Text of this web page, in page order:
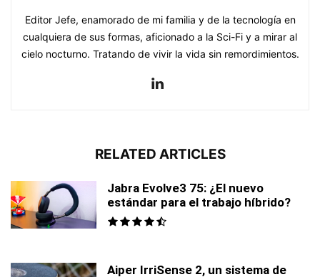
Editor Jefe, enamorado de mi familia y de la tecnología en
cualquiera de sus formas, aficionado a la Sci-Fi y a mirar al
cielo nocturno. Tratando de vivir la vida sin remordimientos.
RELATED ARTICLES
Jabra Evolve3 75: ¿El nuevo
estándar para el trabajo híbrido?
Aiper IrriSense 2, un sistema de